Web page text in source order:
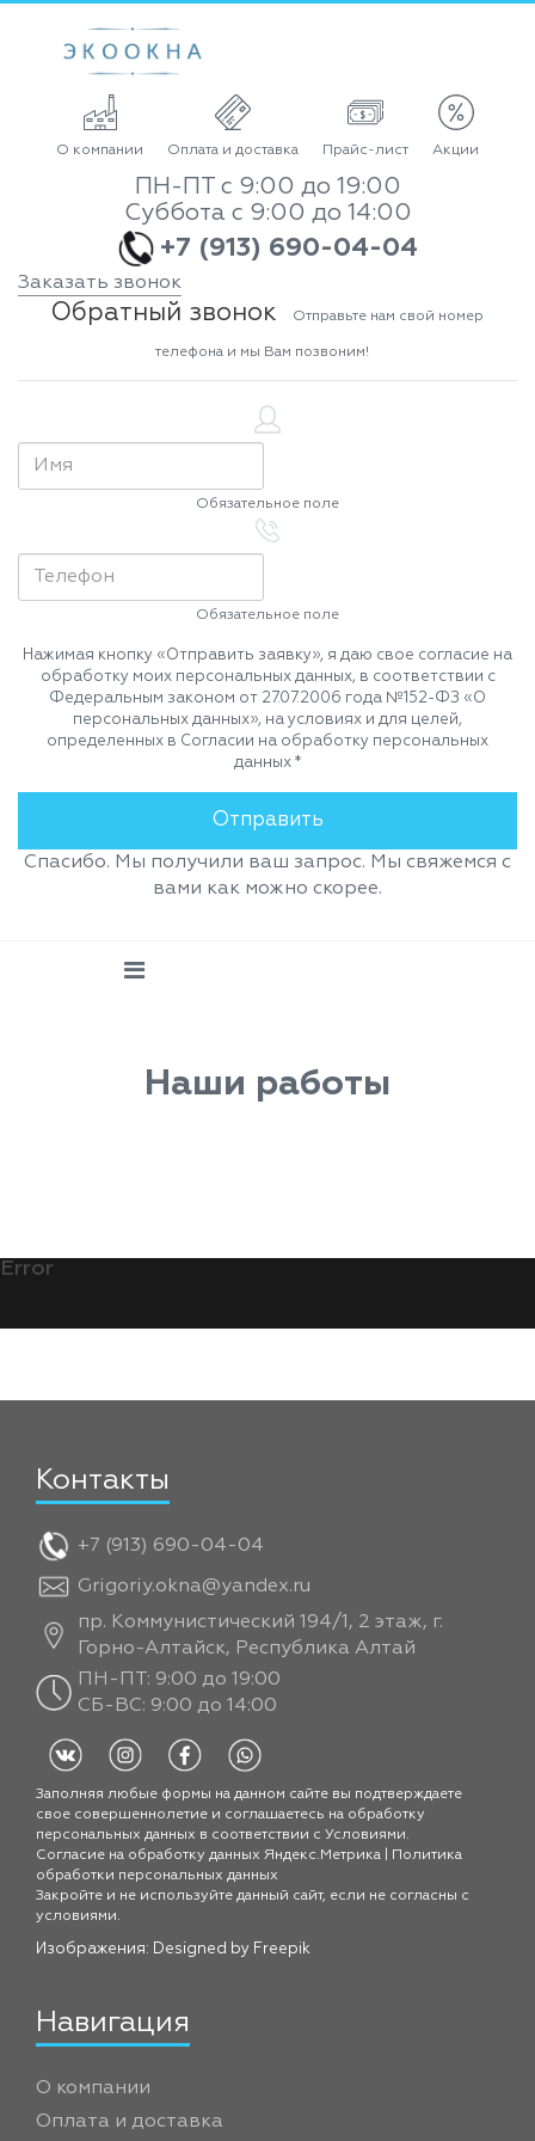
О компании Оплата и доставка Прайс-лист Акции
ПН-ПТ с 9:00 до 19:00
Суббота с 9:00 до 14:00
+7 (913) 690-04-04
Заказать звонок
Обратный звонок Отправьте нам свой номер
телефона и мы Вам позвоним!
Обязательное поле
Обязательное поле
Нажимая кнопку «Отправить заявку», я даю свое согласие на
обработку моих персональных данных, в соответствии с
Федеральным законом от 27.07.2006 года №152-ФЗ «О
персональных данных», на условиях и для целей,
определенных в Согласии на обработку персональных
данных *
Спасибо. Мы получили ваш запрос. Мы свяжемся с
вами как можно скорее.
Наши работы
Error
Контакты
+7 (913) 690-04-04
Grigoriy.okna@yandex.ru
пр. Коммунистический 194/1, 2 этаж, г.
Горно-Алтайск, Республика Алтай
ПН-ПТ: 9:00 до 19:00
СБ-ВС: 9:00 до 14:00
Заполняя любые формы на данном сайте вы подтверждаете
свое совершеннолетие и соглашаетесь на обработку
персональных данных в соответствии с Условиями.
Согласие на обработку данных Яндекс.Метрика
Политика
обработки персональных данных
Закройте и не используйте данный сайт, если не согласны с
условиями.
Изображения: Designed by Freepik
Навигация
О компании
Оплата и доставка